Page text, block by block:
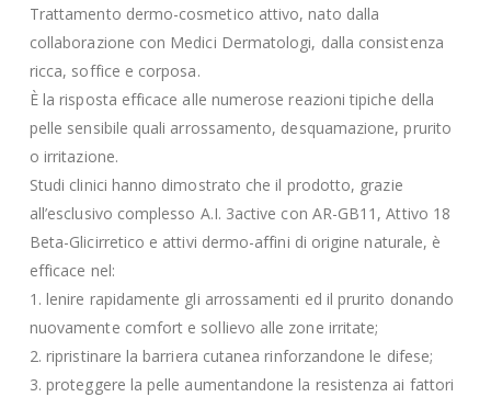
Trattamento dermo-cosmetico attivo, nato dalla
collaborazione con Medici Dermatologi, dalla consistenza
ricca, soffice e corposa.
È la risposta efficace alle numerose reazioni tipiche della
pelle sensibile quali arrossamento, desquamazione, prurito
o irritazione.
Studi clinici hanno dimostrato che il prodotto, grazie
all’esclusivo complesso A.I. 3active con AR-GB11, Attivo 18
Beta-Glicirretico e attivi dermo-affini di origine naturale, è
efficace nel:
1. lenire rapidamente gli arrossamenti ed il prurito donando
nuovamente comfort e sollievo alle zone irritate;
2. ripristinare la barriera cutanea rinforzandone le difese;
3. proteggere la pelle aumentandone la resistenza ai fattori